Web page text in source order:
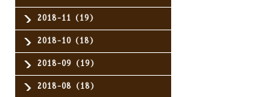
2018-11（19）
2018-10（18）
2018-09（19）
2018-08（18）